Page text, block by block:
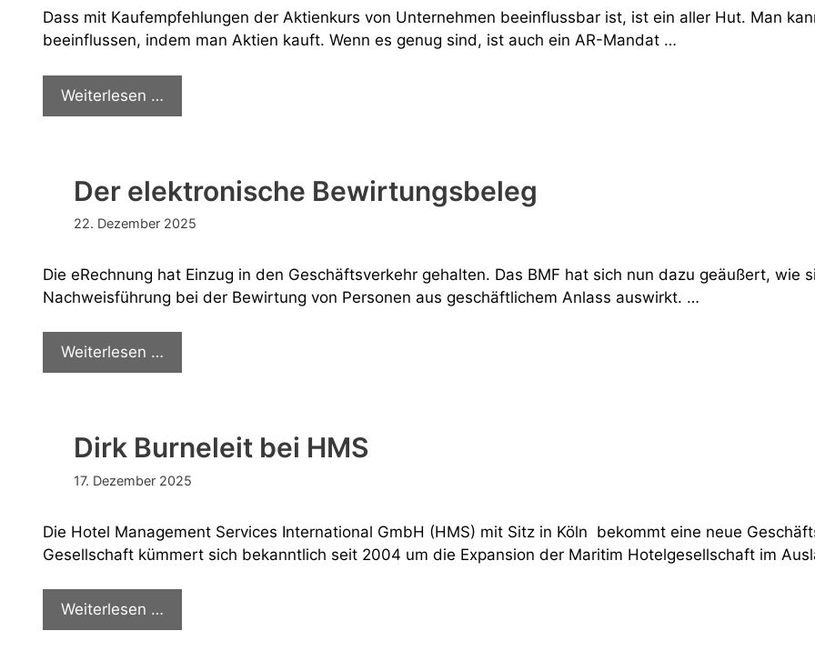
Dass mit Kaufempfehlungen der Aktienkurs von Unternehmen beeinflussbar ist, ist ein aller Hut. Man
beeinflussen, indem man Aktien kauft. Wenn es genug sind, ist auch ein AR-Mandat …
Weiterlesen …
Corvex
will
Der elektronische Bewirtungsbeleg
22. Dezember 2025
Die eRechnung hat Einzug in den Geschäftsverkehr gehalten. Das BMF hat sich nun dazu geäußert, wie
Nachweisführung bei der Bewirtung von Personen aus geschäftlichem Anlass auswirkt. …
Weiterlesen …
elektronische
Dirk Burneleit bei HMS
17. Dezember 2025
Die Hotel Management Services International GmbH (HMS) mit Sitz in Köln bekommt eine neue
Gesellschaft kümmert sich bekanntlich seit 2004 um die Expansion der Maritim Hotelgesellschaft im
Weiterlesen …
Burneleit